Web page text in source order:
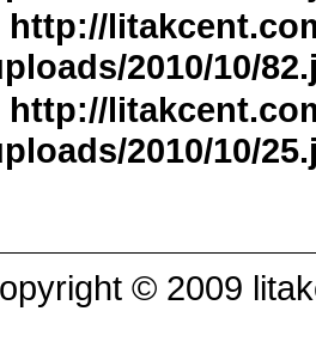
http://
2010/10/
http://
2010/10/
© 2009